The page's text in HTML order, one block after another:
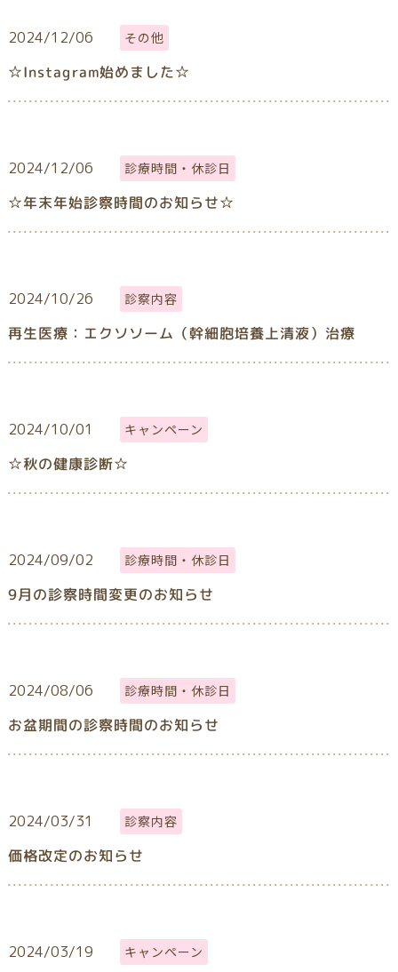
2024/12/06 その他
☆Instagram始めました☆
2024/12/06 診療時間・休診日
☆年末年始診察時間のお知らせ☆
2024/10/26 診察内容
再生医療：エクソソーム（幹細胞培養上清液）治療
2024/10/01 キャンペーン
☆秋の健康診断☆
2024/09/02 診療時間・休診日
9月の診察時間変更のお知らせ
2024/08/06 診療時間・休診日
お盆期間の診察時間のお知らせ
2024/03/31 診察内容
価格改定のお知らせ
2024/03/19 キャンペーン